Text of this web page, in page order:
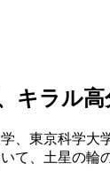
キラル
、東京科学大
て、土星の